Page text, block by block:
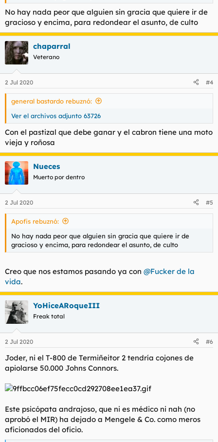
No hay nada peor que alguien sin gracia que quiere ir de
gracioso y encima, para redondear el asunto, de culto
chaparral
Veterano
2 Jul 2020 #4
general bastardo rebuznó:
Ver el archivos adjunto 63726
Con el pastizal que debe ganar y el cabron tiene una moto
vieja y roñosa
Nueces
Muerto por dentro
2 Jul 2020 #5
Apofis rebuznó:
No hay nada peor que alguien sin gracia que quiere ir de
gracioso y encima, para redondear el asunto, de culto
Creo que nos estamos pasando ya con @Fucker de la
vida.
YoHiceARoqueIII
Freak total
2 Jul 2020 #6
Joder, ni el T-800 de Termiñeitor 2 tendría cojones de
apiolarse 50.000 Johns Connors.
Este psicópata andrajoso, que ni es médico ni nah (no
aprobó el MIR) ha dejado a Mengele & Co. como meros
aficionados del oficio.